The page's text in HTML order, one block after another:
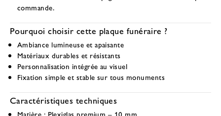
commande.
Pourquoi choisir cette plaque funéraire ?
Ambiance lumineuse et apaisante
Matériaux durables et résistants
Personnalisation intégrée au visuel
Fixation simple et stable sur tous monuments
Caractéristiques techniques
Matière : Plexiglas premium – 10 mm